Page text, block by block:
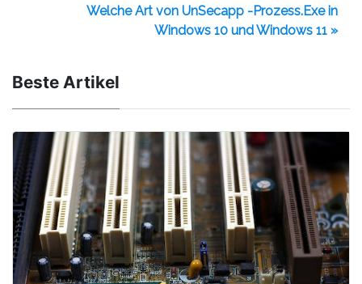
Welche Art von UnSecapp -Prozess.Exe in
Windows 10 und Windows 11 »
Beste Artikel